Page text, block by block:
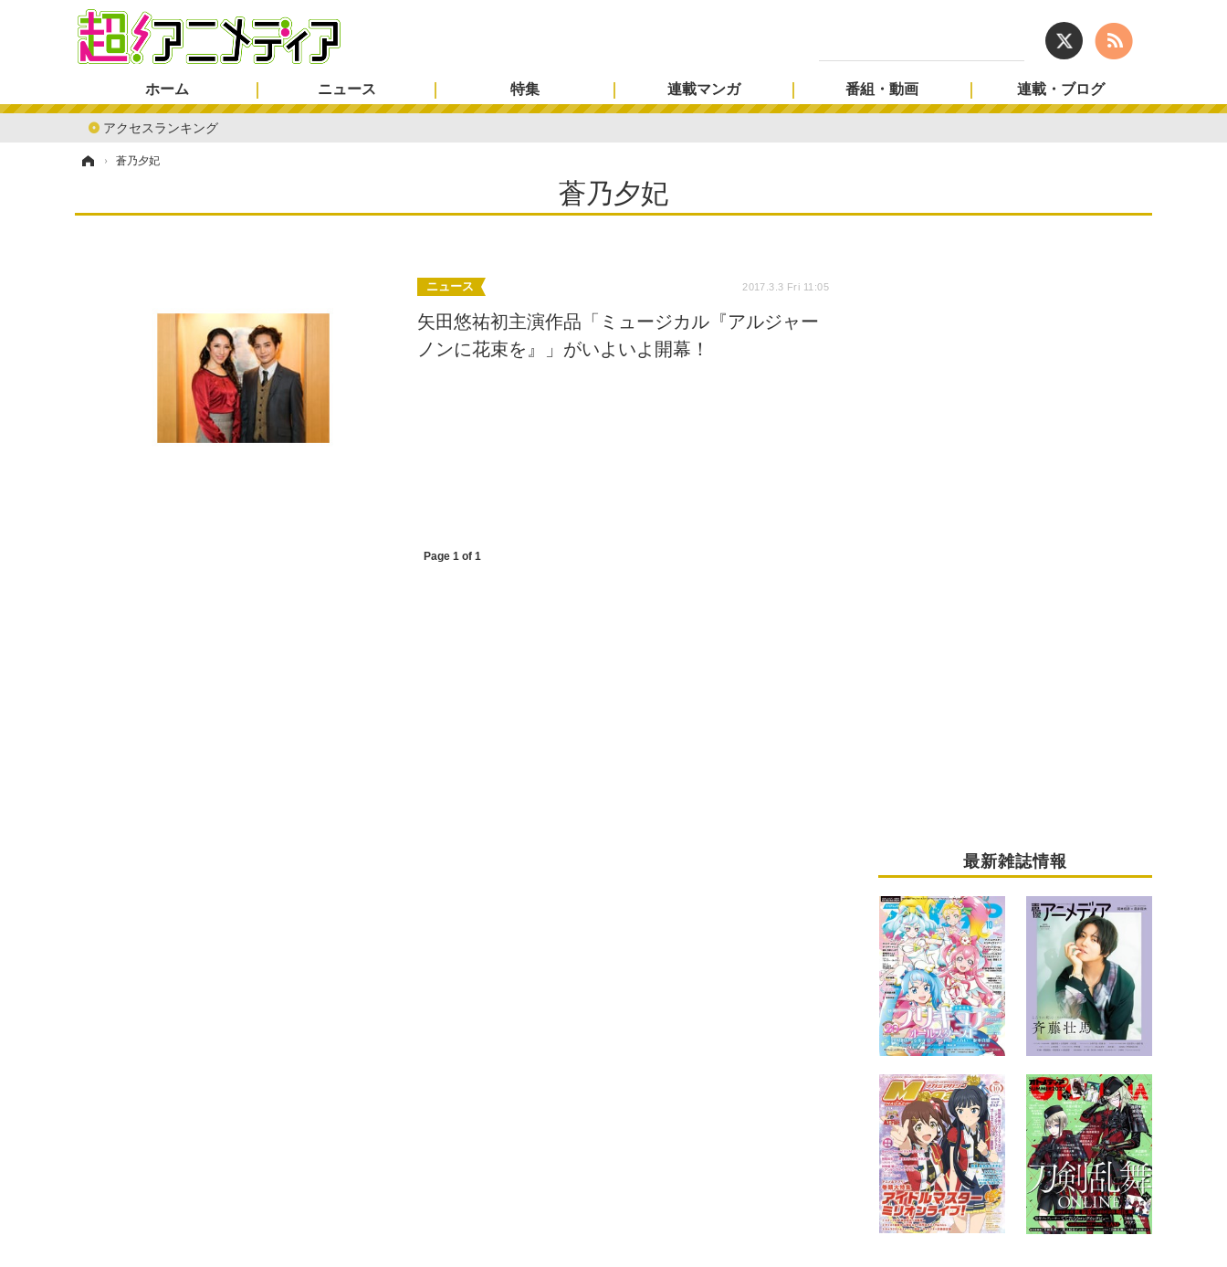
ホーム
アクセスランキング
ニュース 特集 連載マンガ 番組・動画 連載・ブログ
› 蒼乃夕妃
蒼乃夕妃
ニュース 2017.3.3 Fri 11:05
矢田悠祐初主演作品「ミュージカル『アルジャー
ノンに花束を』」がいよいよ開幕！
Page 1 of 1
最新雑誌情報